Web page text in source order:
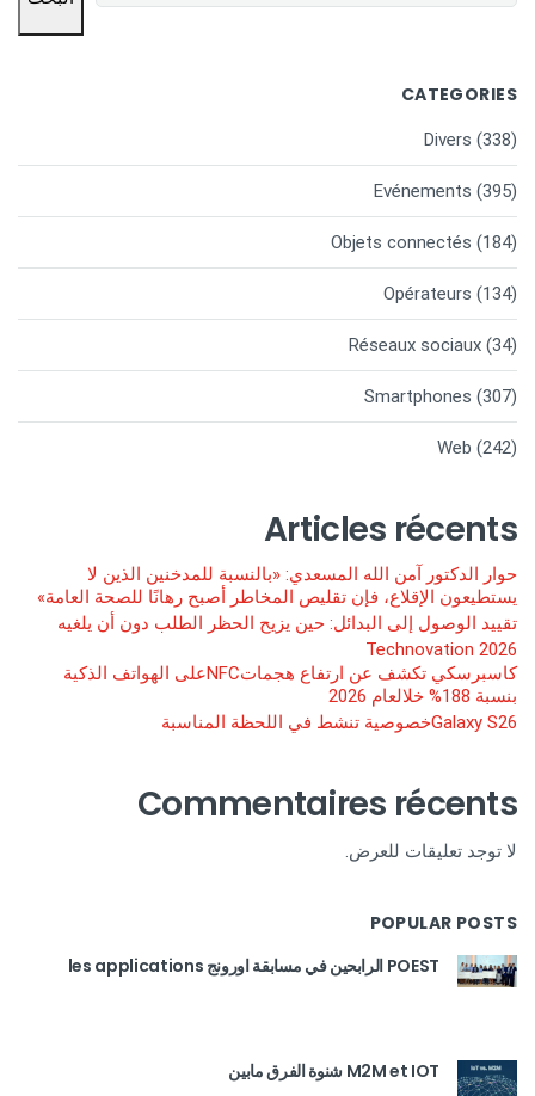
CATEGORIES
Divers (338)
Evénements (395)
Objets connectés (184)
Opérateurs (134)
Réseaux sociaux (34)
Smartphones (307)
Web (242)
Articles récents
حوار الدكتور آمن الله المسعدي: «بالنسبة للمدخنين الذين لا
يستطيعون الإقلاع، فإن تقليص المخاطر أصبح رهانًا للصحة العامة»
تقييد الوصول إلى البدائل: حين يزيح الحظر الطلب دون أن يلغيه
Technovation 2026
كاسبرسكي تكشف عن ارتفاع هجماتNFCعلى الهواتف الذكية
بنسبة 188% خلالعام 2026
Galaxy S26خصوصية تنشط في اللحظة المناسبة
Commentaires récents
لا توجد تعليقات للعرض.
POPULAR POSTS
POEST الرابحين في مسابقة اورونج les applications
M2M et IOT شنوة الفرق مابين